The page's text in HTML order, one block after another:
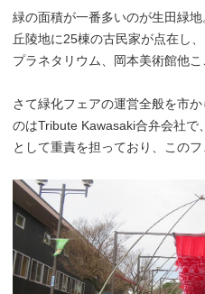
緑の面積が一番多いのが生田緑
丘陵地に25棟の古民家が点在し
プラネタリウム、岡本美術館他こ
さて緑化フェアの運営全般を市
のはTribute Kawasaki合弁会社で
として重責を担っており、この